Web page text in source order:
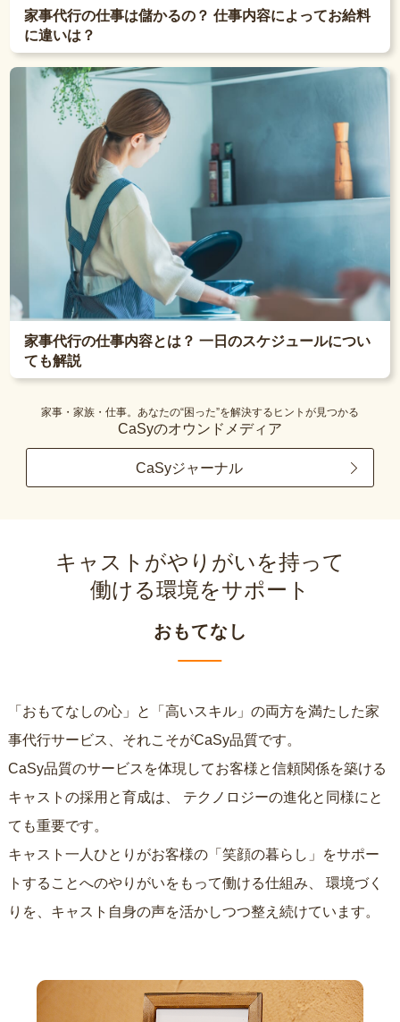
家事代行の仕事は儲かるの？ 仕事内容によってお給料
に違いは？
家事代行の仕事内容とは？ 一日のスケジュールについ
ても解説
家事・家族・仕事。あなたの“困った”を解決するヒントが見つかる
CaSyのオウンドメディア
CaSyジャーナル
キャストがやりがいを持って
働ける環境をサポート
おもてなし
「おもてなしの心」と「高いスキル」の両方を満たした家
事代行サービス、それこそがCaSy品質です。
CaSy品質のサービスを体現してお客様と信頼関係を築ける
キャストの採用と育成は、
ても重要です。
キャスト一人ひとりがお客様の「笑顔の暮らし」をサポー
トすることへのやりがいをもって働ける仕組み、
りを、キャスト自身の声を活かしつつ整え続けています。